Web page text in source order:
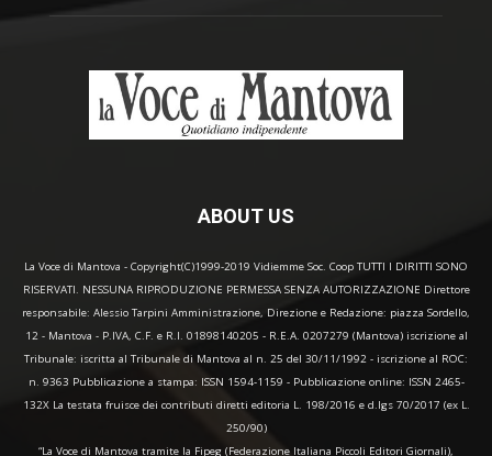
ABOUT US
La Voce di Mantova - Copyright(C)1999-2019 Vidiemme Soc. Coop TUTTI I DIRITTI SONO
RISERVATI. NESSUNA RIPRODUZIONE PERMESSA SENZA AUTORIZZAZIONE Direttore
responsabile: Alessio Tarpini Amministrazione, Direzione e Redazione: piazza Sordello,
12 - Mantova - P.IVA, C.F. e R.I. 01898140205 - R.E.A. 0207279 (Mantova) iscrizione al
Tribunale: iscritta al Tribunale di Mantova al n. 25 del 30/11/1992 - iscrizione al ROC:
n. 9363 Pubblicazione a stampa: ISSN 1594-1159 - Pubblicazione online: ISSN 2465-
132X La testata fruisce dei contributi diretti editoria L. 198/2016 e d.lgs 70/2017 (ex L.
250/90)
“La Voce di Mantova tramite la Fipeg (Federazione Italiana Piccoli Editori Giornali),